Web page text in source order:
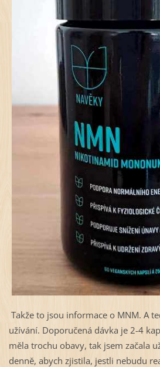
Takže to jsou informace o MNM. A
užívání. Doporučená dávka je 2-4
měla trochu obavy, tak jsem začala
denně, abych zjistila, jestli nebudu